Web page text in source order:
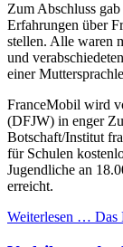
Zum Abschluss
Erfahrungen über
stellen. Alle waren
und
einer
FranceMobil wird
(DFJW) in enger
Botschaft/Institut
für Schulen
Jugendliche an
erreicht.
Weiterlesen … Das